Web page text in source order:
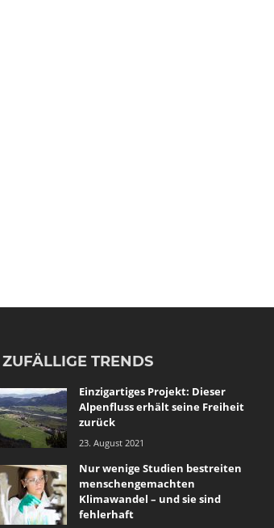
ZUFÄLLIGE TRENDS
Einzigartiges Projekt: Dieser
Alpenfluss erhält seine Freiheit
zurück
23. August 2021
Nur wenige Studien bestreiten
menschengemachten
Klimawandel – und sie sind
fehlerhaft